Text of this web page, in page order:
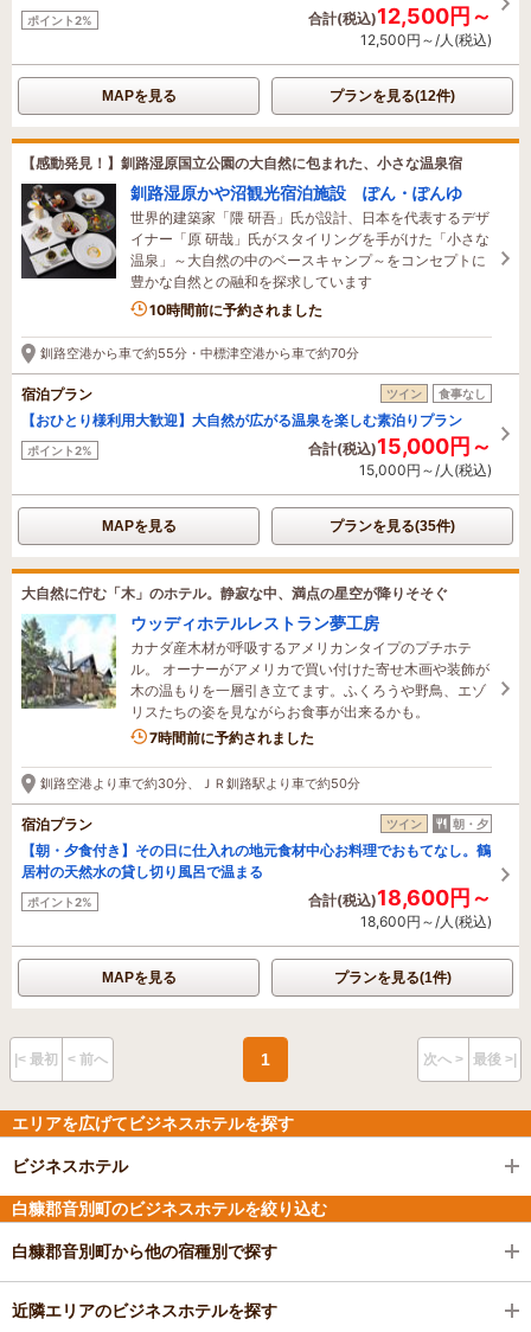
ポイント2% 合計(税込)12,500円～
12,500円～/人(税込)
MAPを見る プランを見る(12件)
【感動発見！】釧路湿原国立公園の大自然に包まれた、小さな温泉宿
釧路湿原かや沼観光宿泊施設 ぽん・ぽんゆ
世界的建築家「隈 研吾」氏が設計、日本を代表するデザ
イナー「原 研哉」氏がスタイリングを手がけた「小さな
温泉」～大自然の中のベースキャンプ～をコンセプトに
豊かな自然との融和を探求しています
1名がこの宿を見ています
10時間前に予約されました
釧路空港から車で約55分・中標津空港から車で約70分
宿泊プラン ツイン 食事なし
【おひとり様利用大歓迎】大自然が広がる温泉を楽しむ素泊りプラン
ポイント2% 合計(税込)15,000円～
15,000円～/人(税込)
MAPを見る プランを見る(35件)
大自然に佇む「木」のホテル。静寂な中、満点の星空が降りそそぐ
ウッディホテルレストラン夢工房
カナダ産木材が呼吸するアメリカンタイプのプチホテ
ル。 オーナーがアメリカで買い付けた寄せ木画や装飾が
木の温もりを一層引き立てます。ふくろうや野鳥、エゾ
リスたちの姿を見ながらお食事が出来るかも。
7時間前に予約されました
釧路空港より車で約30分、ＪＲ釧路駅より車で約50分
宿泊プラン ツイン 朝・夕
【朝・夕食付き】その日に仕入れの地元食材中心お料理でおもてなし。鶴
居村の天然水の貸し切り風呂で温まる
ポイント2% 合計(税込)18,600円～
18,600円～/人(税込)
MAPを見る プランを見る(1件)
|< 最初 < 前へ 1 次へ > 最後 >|
エリアを広げてビジネスホテルを探す
ビジネスホテル
白糠郡音別町のビジネスホテルを絞り込む
白糠郡音別町から他の宿種別で探す
近隣エリアのビジネスホテルを探す